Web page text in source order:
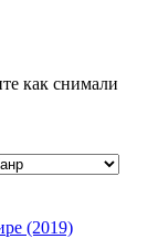
как снимали
(2019)